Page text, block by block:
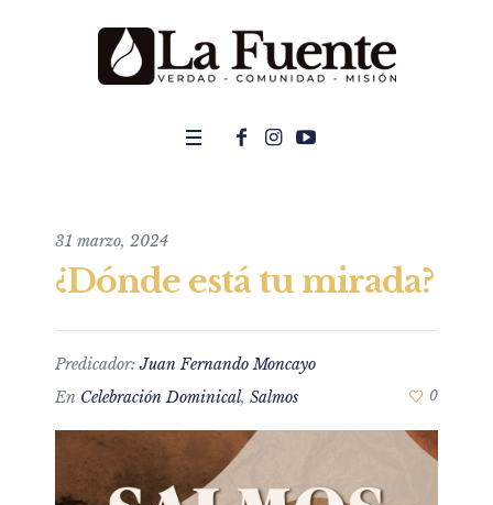
31 marzo, 2024
¿Dónde está tu mirada?
Predicador:Juan Fernando Moncayo
En Celebración Dominical, Salmos 0